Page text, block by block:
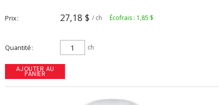
Prix 27,18 $ / ch Écofrais : 1,85 $
Quantité ch
AJOUTER AU
PANIER